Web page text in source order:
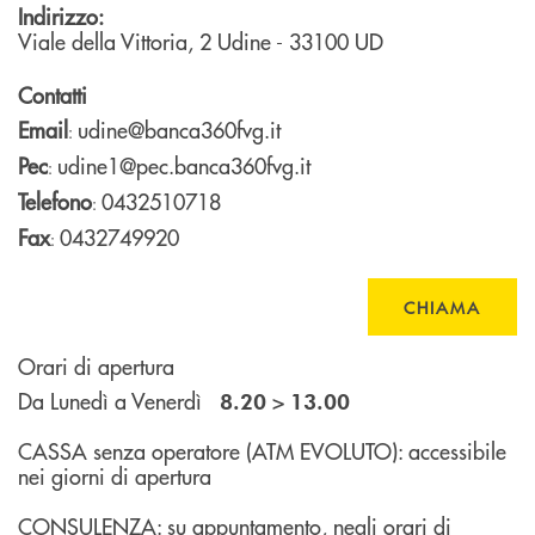
Indirizzo:
Viale della Vittoria, 2 Udine - 33100 UD
Contatti
Email: udine@banca360fvg.it
Pec: udine1@pec.banca360fvg.it
Telefono: 0432510718
Fax: 0432749920
CHIAMA
Orari di apertura
Da Lunedì a Venerdì 8.20 > 13.00
CASSA senza operatore (ATM EVOLUTO): accessibile
nei giorni di apertura
CONSULENZA: su appuntamento, negli orari di